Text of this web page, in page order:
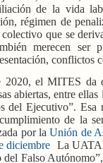
de la vida
régimen de
que se
merecen ser
conflictos
el MITES da
abiertas, entre
del Ejecutivo”.
de la
por laUnión de
diciembre La
Falso